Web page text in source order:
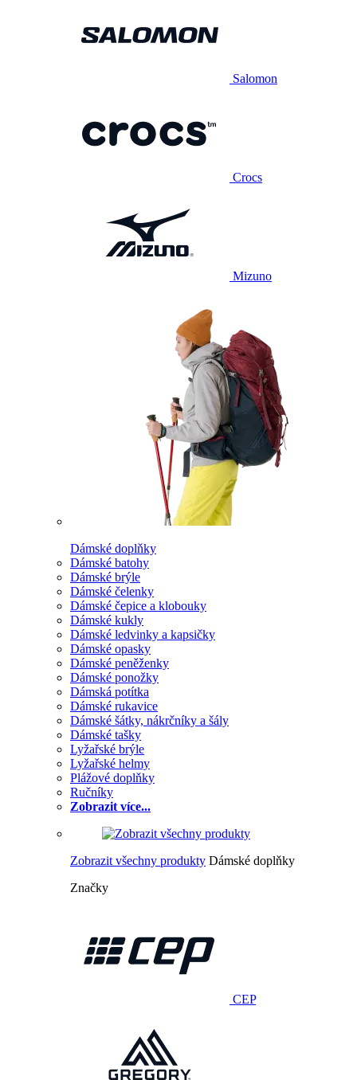
Salomon
Crocs
Mizuno
Dámské doplňky
Dámské batohy
Dámské brýle
Dámské čelenky
Dámské čepice a klobouky
Dámské kukly
Dámské ledvinky a kapsičky
Dámské opasky
Dámské peněženky
Dámské ponožky
Dámská potítka
Dámské rukavice
Dámské šátky, nákrčníky a šály
Dámské tašky
Lyžařské brýle
Lyžařské helmy
Plážové doplňky
Ručníky
Zobrazit více...
Zobrazit všechny produkty Dámské doplňky
Značky
CEP